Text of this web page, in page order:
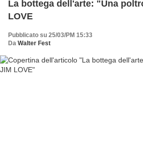
La bottega dell'arte: "Una
LOVE
Pubblicato su 25/03/PM 15:33
Da Walter Fest